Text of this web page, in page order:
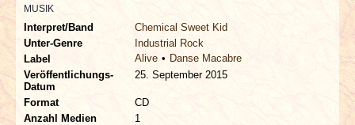
REDAKTION
LINKS
ARCHIV
MUSIK
Interpret/Band
Chemical Sweet Kid
Unter-Genre
Industrial Rock
Label
Alive
Danse Macabre
Veröffentlichungs-
Datum
25. September 2015
Format
CD
Anzahl Medien
1